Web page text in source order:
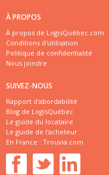
À PROPOS
À propos de LogisQuébec.com
Conditions d'utilisation
Politique de confidentialité
Nous joindre
SUIVEZ-NOUS
Rapport d'abordabilité
Blog de LogisQuébec
Le guide du locataire
Le guide de l'acheteur
En France : Trouvia.com